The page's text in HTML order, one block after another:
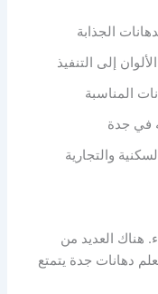
إلى التنفيذ
المناسبة
في جدة
والتجارية
هناك العديد من
دهانات جدة يتمتع